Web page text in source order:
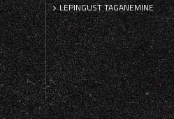
LEPINGUST TAGANEMINE